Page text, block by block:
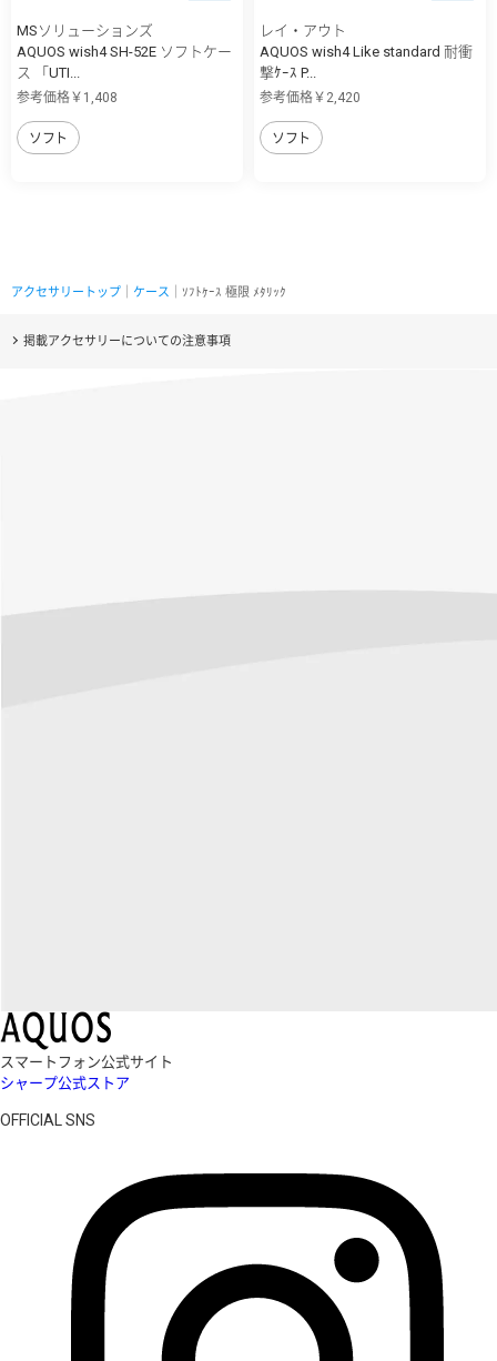
MSソリューションズ
AQUOS wish4 SH-52E ソフトケー
ス 「UTI...
参考価格￥1,408
ソフト
レイ・アウト
AQUOS wish4 Like standard 耐衝
撃ｹｰｽ P...
参考価格￥2,420
ソフト
アクセサリートップ ケース ｜ｿﾌﾄｹｰｽ 極限 ﾒﾀﾘｯｸ
掲載アクセサリーについての注意事項
スマートフォン公式サイト
シャープ公式ストア
OFFICIAL SNS